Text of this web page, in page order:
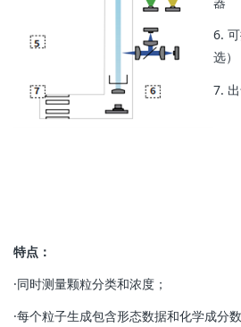
6.
选）
7.
特点：
·同时测量颗粒分类和浓度；
·每个粒子生成包含形态数据和化学成分